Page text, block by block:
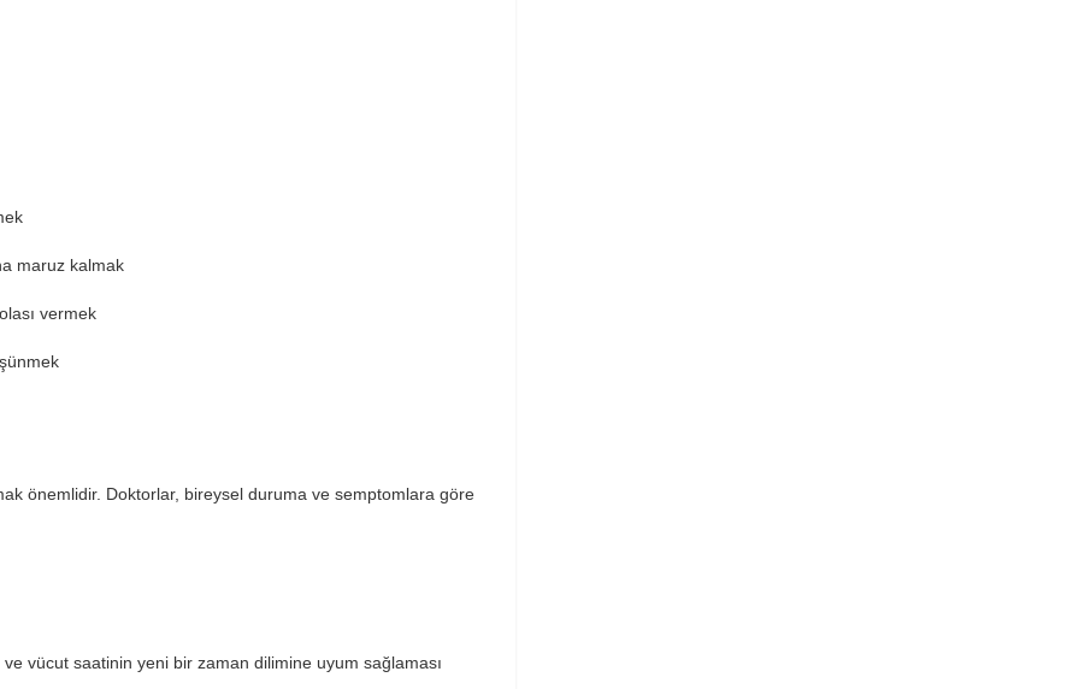
maruz kalmak
vermek
önemlidir. Doktorlar, bireysel duruma ve semptomlara göre
vücut saatinin yeni bir zaman dilimine uyum sağlaması